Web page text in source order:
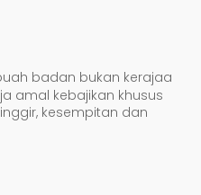
badan bukan kerajaa
amal kebajikan khusus
kesempitan dan